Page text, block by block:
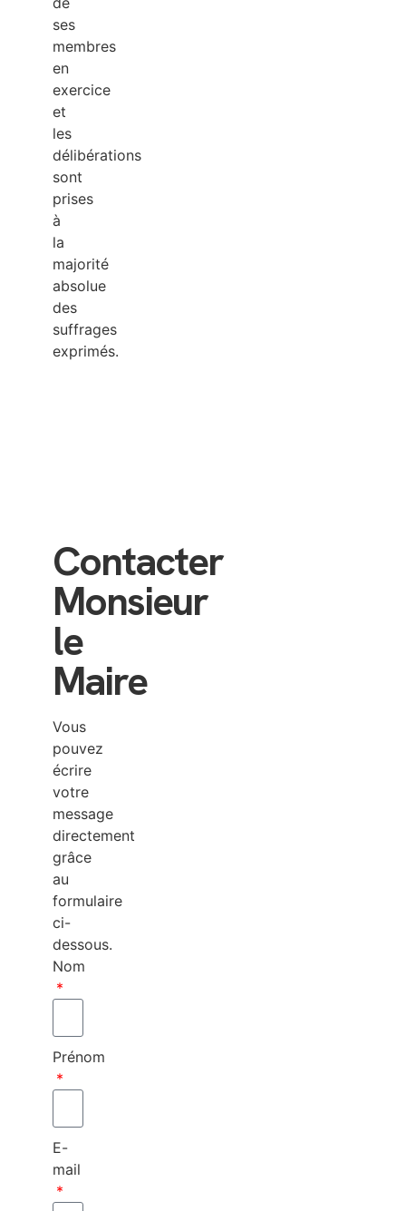
ses
membres
en
exercice
et
les
délibérations
sont
prises
à
la
majorité
absolue
des
suffrages
exprimés.
Contacter
Monsieur
le
Maire
Vous
pouvez
écrire
votre
message
directement
grâce
au
formulaire
ci-
dessous.
Nom
Prénom
E-
mail